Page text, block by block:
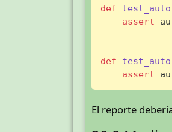
def
assert
def
assert
El reporte